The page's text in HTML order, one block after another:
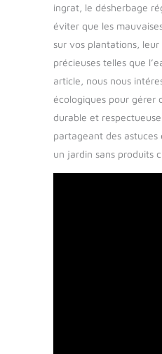
ingrat, le désherbage
éviter que les
sur vos plantations,
précieuses telles que
article, nous nous
écologiques pour gérer
durable et
partageant des
un jardin sans produits